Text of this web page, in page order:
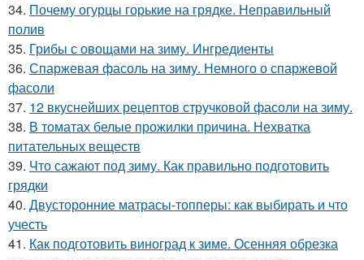
34. Почему огурцы горькие на грядке. Неправильный
полив
35. Грибы с овощами на зиму. Ингредиенты
36. Спаржевая фасоль на зиму. Немного о спаржевой
фасоли
37. 12 вкуснейших рецептов стручковой фасоли на зиму.
38. В томатах белые прожилки причина. Нехватка
питательных веществ
39. Что сажают под зиму. Как правильно подготовить
грядки
40. Двусторонние матрасы-топперы: как выбирать и что
учесть
41. Как подготовить виноград к зиме. Осенняя обрезка